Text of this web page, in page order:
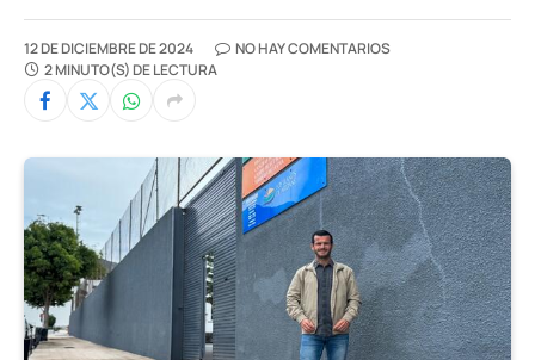
12 DE DICIEMBRE DE 2024
NO HAY COMENTARIOS
2 MINUTO(S) DE LECTURA